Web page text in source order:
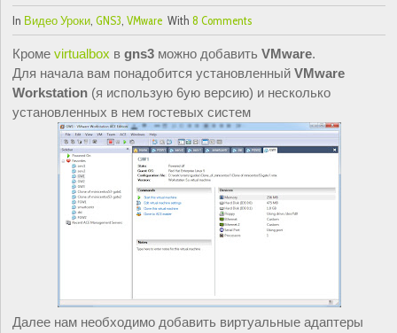
In Видео Уроки,GNS3,VMware With8 Comments
Кроме virtualbox в gns3 можно добавить VMware.
Для начала вам понадобится установленный VMware
Workstation (я использую 6ую версию) и несколько
установленных в нем гостевых систем
Далее нам необходимо добавить виртуальные адаптеры